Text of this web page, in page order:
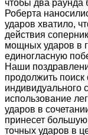
чтобы два раунда
Роберта
ударов хватило,
действия
мощных ударов в
единогласную
Наши
продолжить поиск
индивидуального
использование
ударов в
принесет
точных ударов в